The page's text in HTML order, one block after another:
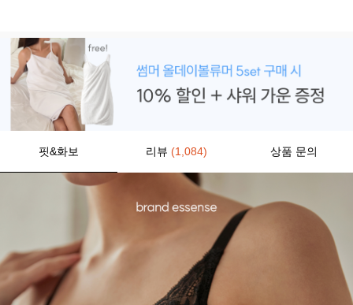
핏&화보 리뷰 (1,084) 상품 문의